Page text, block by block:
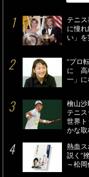
テニ
に憧れ
い」
“プロ
に 高
一」に
檜山沙
テニ
世界
かな取
熱血
説く“
～松